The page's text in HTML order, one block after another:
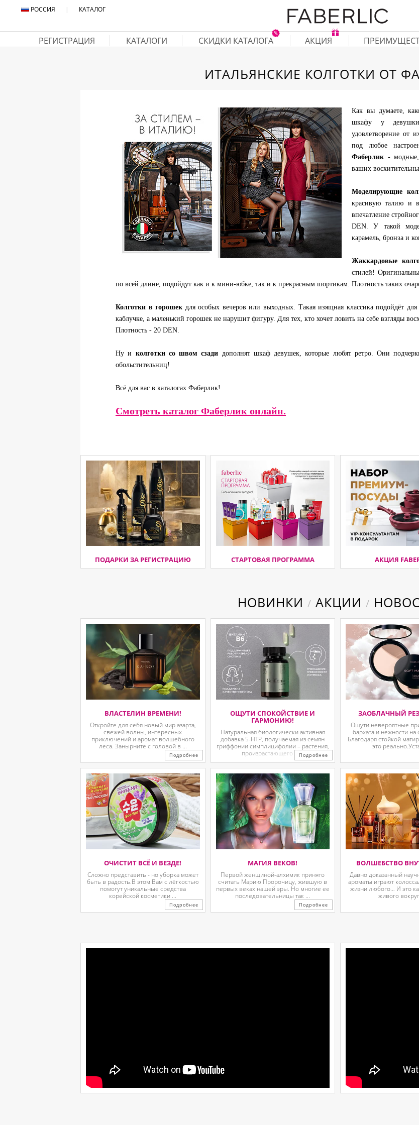
РОССИЯ | КАТАЛОГ
РЕГИСТРАЦИЯ КАТАЛОГИ СКИДКИ КАТАЛОГА АКЦИЯ
ИТАЛЬЯНСКИЕ КОЛГОТКИ ОТ
Как вы думаете,
шкафу у
удовлетворение от
под любое
Фаберлик - модные,
ваших
Моделирующие
красивую талию и
впечатление
DEN. У такой
карамель, бронза и
Жаккардовые
стилей!
по всей длине, подойдут как и к мини-юбке, так и к прекрасным шортикам. Плотность таких
Колготки в горошек для особых вечеров или выходных. Такая изящная классика подойдёт
каблучке, а маленький горошек не нарушит фигуру. Для тех, кто хочет ловить на себе взгляды
Плотность - 20 DEN.
Ну и колготки со швом сзади дополнят шкаф девушек, которые любят ретро. Они
обольстительниц!
Всё для вас в каталогах Фаберлик!
Смотреть каталог Фаберлик онлайн.
ПОДАРКИ ЗА РЕГИСТРАЦИЮ СТАРТОВАЯ ПРОГРАММА АКЦИЯ
НОВИНКИ / АКЦИИ /
ВЛАСТЕЛИН ВРЕМЕНИ!
Откройте для себя новый мир азарта,
свежей волны, интересных
приключений и аромат волшебного
леса. Занырните с головой в ...
Подробнее
ОЩУТИ СПОКОЙСТВИЕ И
ГАРМОНИЮ!
Натуральная биологически активная
добавка 5-HTP, получаемая из семян
гриффонии симплицифолии – растения,
произрастающего в ...Подробнее
ЗАОБЛАЧНЫЙ
Ощути невероятные
бархата и нежности
Благодаря стойкой
это
ОЧИСТИТ ВСЁ И ВЕЗДЕ!
Сложно представить - но уборка может
быть в радость.В этом Вам с лёгкостью
помогут уникальные средства
корейской косметики ...
Подробнее
МАГИЯ ВЕКОВ!
Первой женщиной-алхимик принято
считать Марию Пророчицу, жившую в
первых веках нашей эры. Но многие ее
последовательницы так ...
Подробнее
ВОЛШЕБСТВО
Давно доказанный
ароматы играют
жизни любого… И это
живого